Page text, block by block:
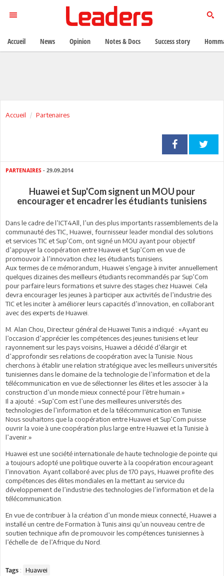
Accueil Partenaires
PARTENAIRES - 29.09.2014
Huawei et Sup'Com signent un MOU pour
encourager et encadrer les étudiants tunisiens
Dans le cadre de l’ICT4All, l’un des plus importants rassemblements de la
communauté des TIC, Huawei, fournisseur leader mondial des solutions
et services TIC et Sup’Com, ont signé un MOU ayant pour objectif
d’appuyer la coopération entre Huawei et Sup’Com en vue de
promouvoir à l’innovation chez les étudiants tunisiens.
Aux termes de ce mémorandum, Huawei s’engage à inviter annuellement
quelques dizaines des meilleurs étudiants recommandés par Sup’Com
pour parfaire leurs formations et suivre des stages chez Huawei. Cela
devra encourager les jeunes à participer aux activités de l’industrie des
TIC et les inciter à améliorer leurs capacités d’innovation, en collaborant
avec des experts de Huawei.
M. Alan Chou, Directeur général de Huawei Tunis a indiqué : «Ayant eu
l’occasion d’apprécier les compétences des jeunes tunisiens et leur
rayonnement sur les pays voisins, Huawei a décidé d’élargir et
d’approfondir ses relations de coopération avec la Tunisie. Nous
cherchons à établir une relation stratégique avec les meilleurs universités
tunisiennes dans le domaine de la technologie de l’information et de la
télécommunication en vue de sélectionner les élites et les associer à la
construction d’un monde mieux connecté pour l’être humain.»
Il a ajouté : «Sup’Com est l’une des meilleures universités des
technologies de l’information et de la télécommunication en Tunisie.
Nous souhaitons que la coopération entre Huawei et Sup’Com puisse
ouvrir la voie à une coopération plus large entre Huawei et la Tunisie à
l’avenir.»
Huawei est une société internationale de haute technologie de pointe qui
a toujours adopté une politique ouverte à la coopération encourageant
l’innovation. Ayant collaboré avec plus de 170 pays, Huawei profite des
compétences des élites mondiales en la mettant au service du
développement de l’industrie des technologies de l’information et de la
télécommunication.
En vue de contribuer à la création d’un monde mieux connecté, Huawei a
installé un centre de Formation à Tunis ainsi qu’un nouveau centre de
soutien technique afin de promouvoir les compétences tunisiennes à
l’échelle de de l’Afrique du Nord.
Tags : Huawei
Accueil News Opinion Notes & Docs Success story